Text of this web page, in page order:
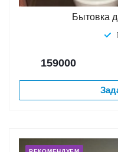
Бытовка
159000